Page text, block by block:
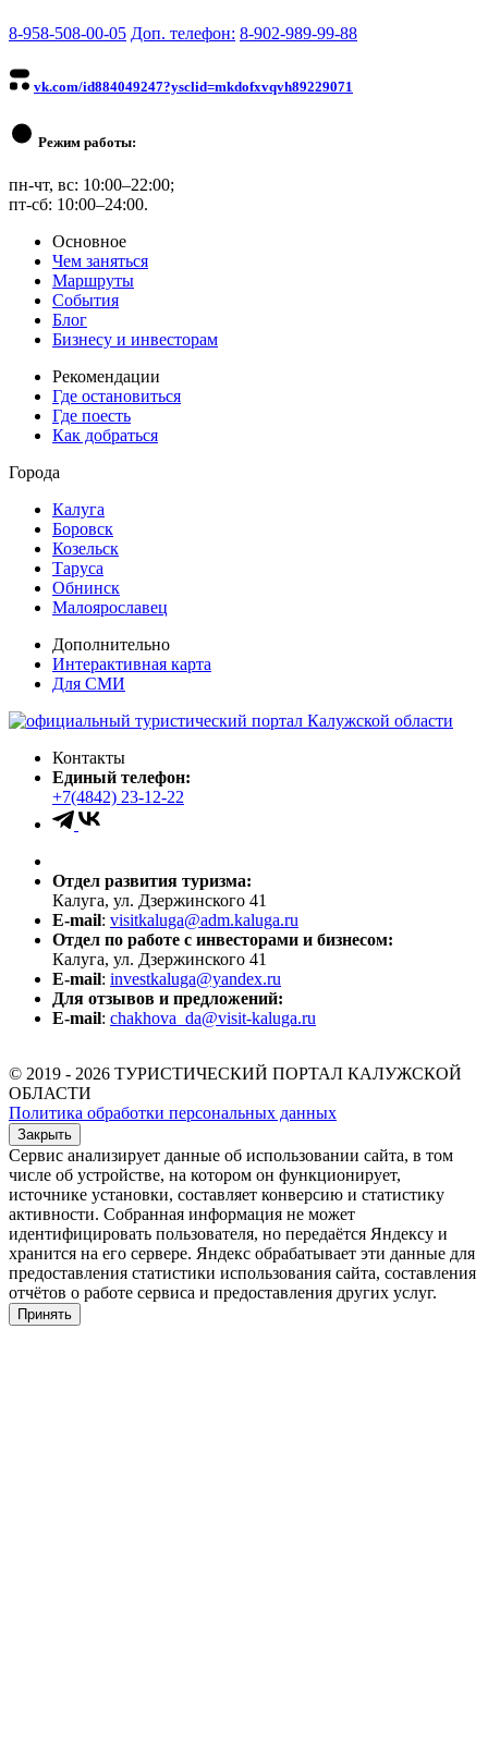
8-958-508-00-05 Доп. телефон: 8-902-989-99-88
vk.com/id884049247?ysclid=mkdofxvqvh89229071
Режим работы:
пн-чт, вс: 10:00–22:00;
пт-сб: 10:00–24:00.
Основное
Чем заняться
Маршруты
События
Блог
Бизнесу и инвесторам
Рекомендации
Где остановиться
Где поесть
Как добраться
Города
Калуга
Боровск
Козельск
Таруса
Обнинск
Малоярославец
Дополнительно
Интерактивная карта
Для СМИ
Контакты
Единый телефон:
+7(4842) 23-12-22
Отдел развития туризма:
Калуга, ул. Дзержинского 41
E-mail: visitkaluga@adm.kaluga.ru
Отдел по работе с инвесторами и бизнесом:
Калуга, ул. Дзержинского 41
E-mail: investkaluga@yandex.ru
Для отзывов и предложений:
E-mail: chakhova_da@visit-kaluga.ru
© 2019 - 2026 ТУРИСТИЧЕСКИЙ ПОРТАЛ КАЛУЖСКОЙ
ОБЛАСТИ
Политика обработки персональных данных
Закрыть
Сервис анализирует данные об использовании сайта, в том
числе об устройстве, на котором он функционирует,
источнике установки, составляет конверсию и статистику
активности. Собранная информация не может
идентифицировать пользователя, но передаётся Яндексу и
хранится на его сервере. Яндекс обрабатывает эти данные для
предоставления статистики использования сайта, составления
отчётов о работе сервиса и предоставления других услуг.
Принять